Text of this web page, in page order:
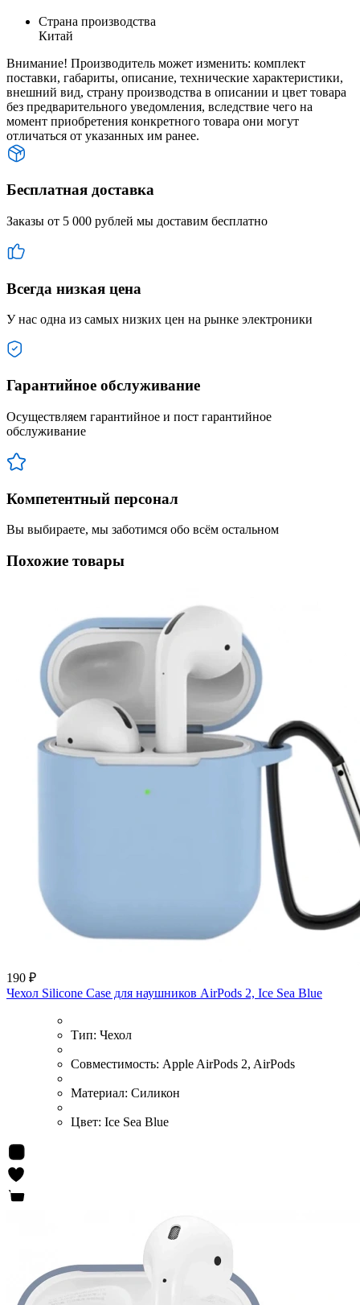
Страна производства
Китай
Внимание! Производитель может изменить: комплект
поставки, габариты, описание, технические характеристики,
внешний вид, страну производства в описании и цвет товара
без предварительного уведомления, вследствие чего на
момент приобретения конкретного товара они могут
отличаться от указанных им ранее.
Бесплатная доставка
Заказы от 5 000 рублей мы доставим бесплатно
Всегда низкая цена
У нас одна из самых низких цен на рынке электроники
Гарантийное обслуживание
Осуществляем гарантийное и пост гарантийное
обслуживание
Компетентный персонал
Вы выбираете, мы заботимся обо всём остальном
Похожие товары
190 ₽
Чехол Silicone Case для наушников AirPods 2, Ice Sea Blue
Тип: Чехол
Совместимость: Apple AirPods 2, AirPods
Материал: Силикон
Цвет: Ice Sea Blue